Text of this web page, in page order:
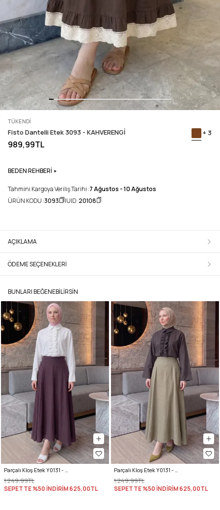
TÜKENDI
Fisto Dantelli Etek 3093 - KAHVERENGİ + 3
989,99TL
BEDEN REHBERİ
Tahmini Kargoya Veriliş Tarihi :7 Ağustos - 10 Ağustos
ÜRÜN KODU :3093 UID :20108
AÇIKLAMA
ÖDEME SEÇENEKLERI
BUNLARI BEĞENEBILIRSIN
Parçalı Kloş Etek Y0131 - VİŞNE ÇÜRÜĞÜ
1.249,99TL
SEPETTE %50 İNDİRİM625,00TL
Parçalı Kloş Etek Y0131 - AÇIK HAKİ
1.249,99TL
SEPETTE %50 İNDİRİM625,00TL